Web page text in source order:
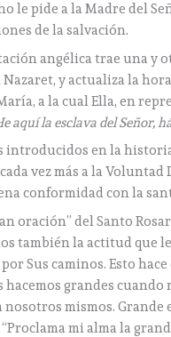
le pide a la Madre del
de la salvación.
angélica trae una y
y actualiza la
a la cual Ella, en
aquí la esclava del Señor,
introducidos en la
vez más a la Voluntad
conformidad con la
oración” del Santo
también la actitud que
Sus caminos. Esto
grandes
mismos. Grande
mi alma la